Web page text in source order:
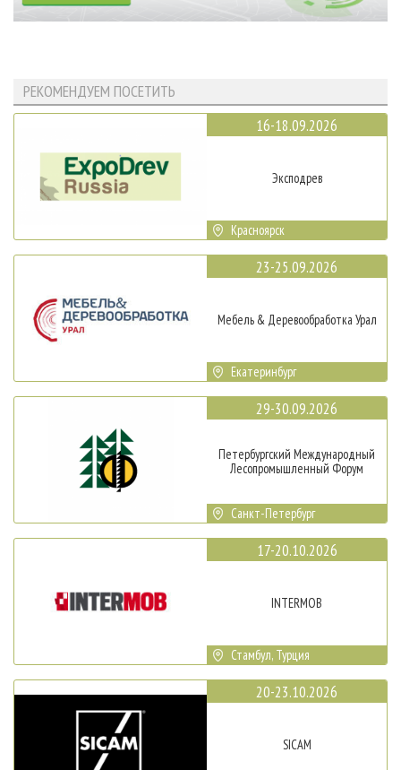
РЕКОМЕНДУЕМ ПОСЕТИТЬ
16-18.09.2026
Эксподрев
Красноярск
23-25.09.2026
Мебель & Деревообработка Урал
Екатеринбург
29-30.09.2026
Петербургский Международный
Лесопромышленный Форум
Санкт-Петербург
17-20.10.2026
INTERMOB
Стамбул, Турция
20-23.10.2026
SICAM